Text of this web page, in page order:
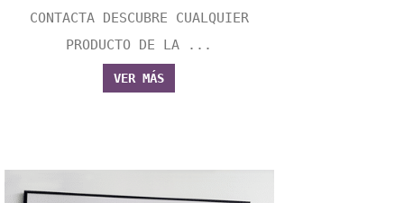
CONTACTA DESCUBRE CUALQUIER
PRODUCTO DE LA ...
VER MÁS